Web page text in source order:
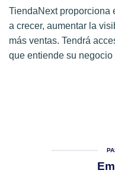
TiendaNext proporciona
a crecer, aumentar la
más ventas. Tendrá
que entiende su negocio